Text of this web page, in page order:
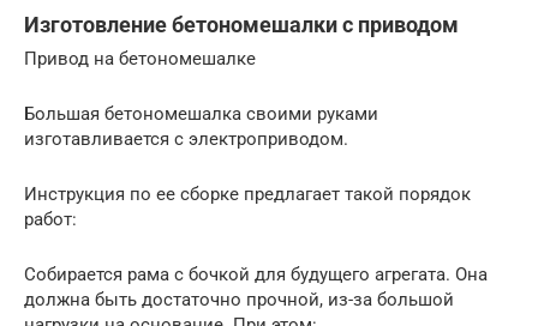
Изготовление бетономешалки с приводом
Привод на бетономешалке
Большая бетономешалка своими руками
изготавливается с электроприводом.
Инструкция по ее сборке предлагает такой порядок
работ:
Собирается рама с бочкой для будущего агрегата. Она
должна быть достаточно прочной, из-за большой